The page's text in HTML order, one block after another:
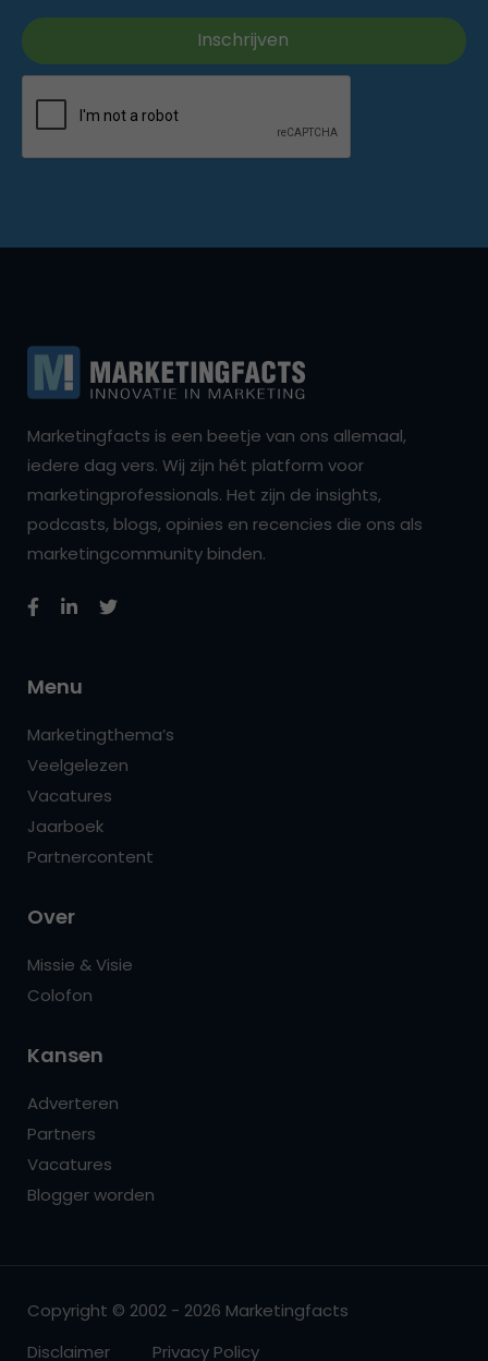
Marketingfacts is een beetje van ons allemaal,
iedere dag vers. Wij zijn hét platform voor
marketingprofessionals. Het zijn de insights,
podcasts, blogs, opinies en recencies die ons als
marketingcommunity binden.
Menu
Marketingthema’s
Veelgelezen
Vacatures
Jaarboek
Partnercontent
Over
Missie & Visie
Colofon
Kansen
Adverteren
Partners
Vacatures
Blogger worden
Copyright © 2002 - 2026 Marketingfacts
Disclaimer
Privacy Policy